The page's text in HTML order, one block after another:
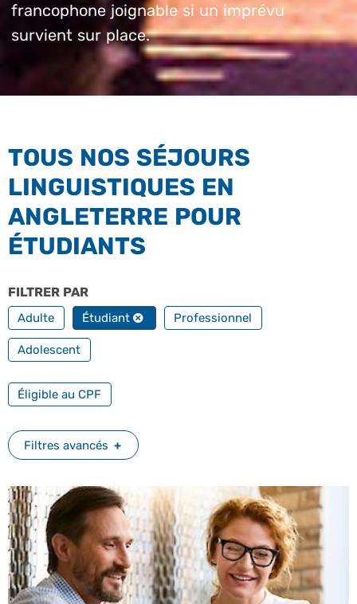
francophone joignable si un imprévu
survient sur place.
TOUS NOS SÉJOURS
LINGUISTIQUES EN
ANGLETERRE POUR
ÉTUDIANTS
FILTRER PAR
Adulte Étudiant Professionnel
Adolescent
Éligible au CPF
Filtres avancés